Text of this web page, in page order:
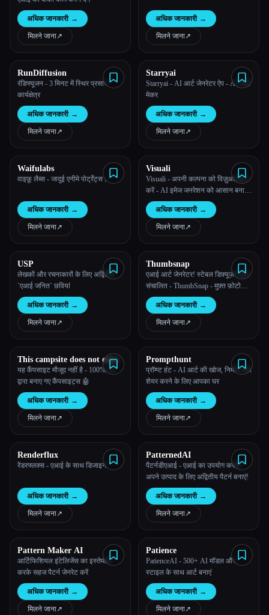
अधिक जानकारी →
मिलने जाना↗︎
अधिक जानकारी →
मिलने जाना↗︎
RunDiffusion
रंडिफ्यूजन - 3 मिनट में स्थिर प्रसार
कार्यक्षेत्र
अधिक जानकारी →
मिलने जाना↗︎
Starryai
Starryai - AI आर्ट जेनरेटर ऐप - AI आर्ट
मेकर
अधिक जानकारी →
मिलने जाना↗︎
Waifulabs
वाइफ़ू लैब्स - जादुई एनीमे पोर्ट्रेट्स।
अधिक जानकारी →
मिलने जाना↗︎
Visuali
Visuali - अपनी कल्पना को विज़ुअलाइज़
करें - AI इमेज जनरेशन को आसान बनाया
गया
अधिक जानकारी →
मिलने जाना↗︎
USP
लेखकों और रचनाकारों के लिए अद्वितीय
`एआई जनित` छवियां
अधिक जानकारी →
मिलने जाना↗︎
Thumbsnap
एआई आर्ट जेनरेटर! स्टेबल डिफ़्यूज़न द्वारा
संचालित - ThumbSnap - मुफ़्त फ़ोटो
और वीडियो होस्टिंग
अधिक जानकारी →
मिलने जाना↗︎
This campsite does not exist
यह कैंपसाइट मौजूद नहीं है - 100% AI
द्वारा बनाए गए कैंपसाइट्स 🤖
अधिक जानकारी →
मिलने जाना↗︎
Prompthunt
प्रॉम्प्ट हंट - AI आर्ट की खोज, निर्माण और
शेयर करने के लिए आपका घर
अधिक जानकारी →
मिलने जाना↗︎
Renderflux
रेंडरफ्लक्स - एआई के साथ डिजाइन
अधिक जानकारी →
मिलने जाना↗︎
PatternedAI
पैटर्नडीएआई - एआई का उपयोग करके
अपने उत्पाद के लिए अद्वितीय पैटर्न बनाएं!
अधिक जानकारी →
मिलने जाना↗︎
Pattern Maker AI
आर्टिफिशियल इंटेलिजेंस का इस्तेमाल
करके सहज पैटर्न जेनरेट करें
अधिक जानकारी →
मिलने जाना↗︎
Patience
PatienceAI - 500+ AI मॉडल और
स्टाइल के साथ आर्ट बनाएं
अधिक जानकारी →
मिलने जाना↗︎